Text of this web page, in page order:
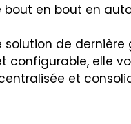
bout en bout en
solution de
elle
et